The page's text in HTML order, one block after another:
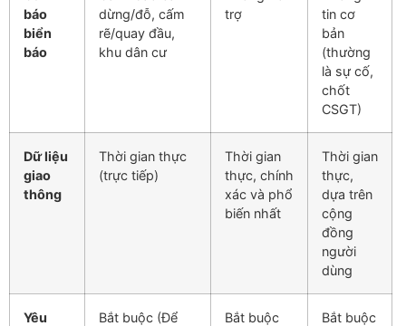
báo
biển
báo
dừng/đỗ, cấm
rẽ/quay đầu,
khu dân cư
trợ
tin cơ
bản
(thường
là sự cố,
chốt
CSGT)
Dữ liệu
giao
thông
Thời gian thực
(trực tiếp)
Thời gian
thực, chính
xác và phổ
biến nhất
Thời gian
thực,
dựa trên
cộng
đồng
người
dùng
Yêu
Bắt buộc (Để
Bắt buộc
Bắt buộc